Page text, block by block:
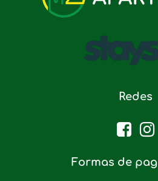
Redes
Formas de